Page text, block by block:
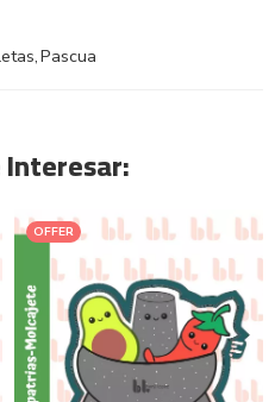
,Pascua
Interesar:
OFFER